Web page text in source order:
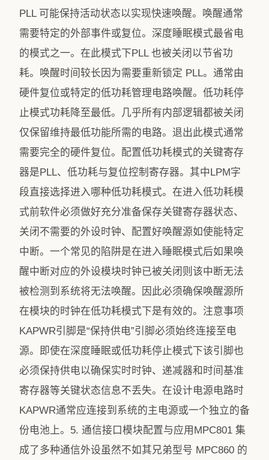
PLL 可能保持活动状态以实现快速唤醒。唤醒通常
需要特定的外部事件或复位。深度睡眠模式最省电
的模式之一。在此模式下PLL 也被关闭以节省功
耗。唤醒时间较长因为需要重新锁定 PLL。通常由
硬件复位或特定的低功耗管理电路唤醒。低功耗停
止模式功耗降至最低。几乎所有内部逻辑都被关闭
仅保留维持最低功能所需的电路。退出此模式通常
需要完全的硬件复位。配置低功耗模式的关键寄存
器是PLL、低功耗与复位控制寄存器。其中LPM字
段直接选择进入哪种低功耗模式。在进入低功耗模
式前软件必须做好充分准备保存关键寄存器状态、
关闭不需要的外设时钟、配置好唤醒源如使能特定
中断。一个常见的陷阱是在进入睡眠模式后如果唤
醒中断对应的外设模块时钟已被关闭则该中断无法
被检测到系统将无法唤醒。因此必须确保唤醒源所
在模块的时钟在低功耗模式下是有效的。注意事项
KAPWR引脚是“保持供电”引脚必须始终连接至电
源。即使在深度睡眠或低功耗停止模式下该引脚也
必须保持供电以确保实时时钟、递减器和时间基准
寄存器等关键状态信息不丢失。在设计电源电路时
KAPWR通常应连接到系统的主电源或一个独立的备
份电池上。5. 通信接口模块配置与应用MPC801 集
成了多种通信外设虽然不如其兄弟型号 MPC860 的